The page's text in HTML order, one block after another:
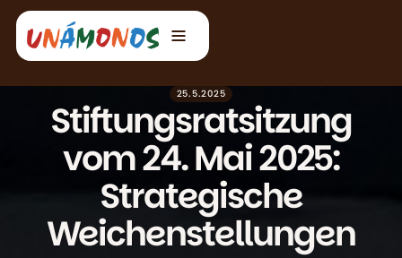
25.5.2025
Stiftungsratsitzung
vom 24. Mai 2025:
Strategische
Weichenstellungen